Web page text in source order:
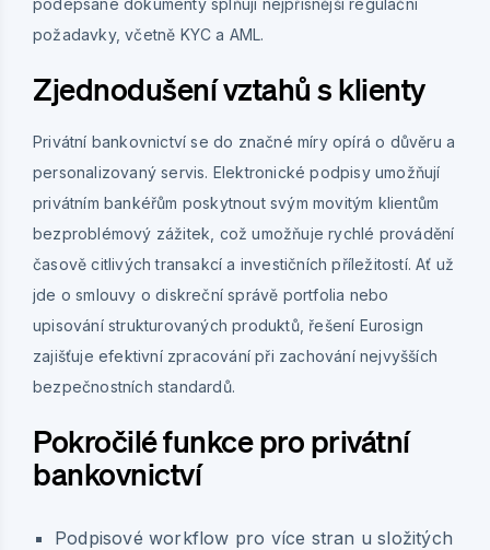
podepsané dokumenty splňují nejpřísnější regulační
požadavky, včetně KYC a AML.
Zjednodušení vztahů s klienty
Privátní bankovnictví se do značné míry opírá o důvěru a
personalizovaný servis. Elektronické podpisy umožňují
privátním bankéřům poskytnout svým movitým klientům
bezproblémový zážitek, což umožňuje rychlé provádění
časově citlivých transakcí a investičních příležitostí. Ať už
jde o smlouvy o diskreční správě portfolia nebo
upisování strukturovaných produktů, řešení Eurosign
zajišťuje efektivní zpracování při zachování nejvyšších
bezpečnostních standardů.
Pokročilé funkce pro privátní
bankovnictví
Podpisové workflow pro více stran u složitých